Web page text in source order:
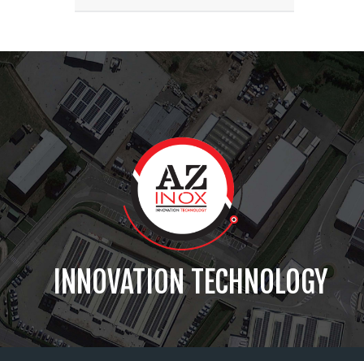
INNOVATION TECHNOLOGY